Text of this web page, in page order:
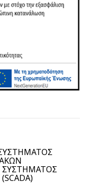
ΣΥΣΤΗΜΑΤΟΣ